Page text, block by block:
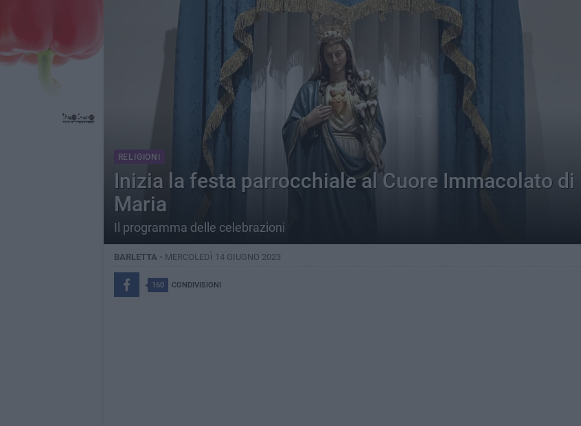
RELIGIONI
Inizia la festa parrocchiale al Cuore Immacolato di
Maria
Il programma delle celebrazioni
BARLETTA - MERCOLEDÌ 14 GIUGNO 2023
160 CONDIVISIONI